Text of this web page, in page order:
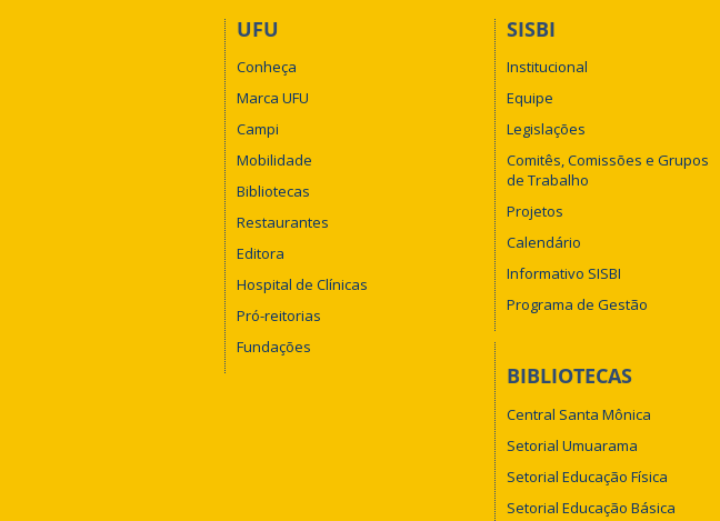
UFU
Conheça
Marca UFU
Campi
Mobilidade
Bibliotecas
Restaurantes
Editora
Hospital de Clínicas
Pró-reitorias
Fundações
SISBI
Institucional
Equipe
Legislações
Comitês, Comissões e Grupos
de Trabalho
Projetos
Calendário
Informativo SISBI
Programa de Gestão
BIBLIOTECAS
Central Santa Mônica
Setorial Umuarama
Setorial Educação Física
Setorial Educação Básica